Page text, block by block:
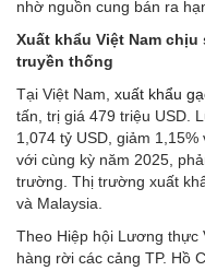
nhờ nguồn cung bán ra
Xuất khẩu Việt Nam
truyền thống
Tại Việt Nam, xuất khẩu
tấn, trị giá 479 triệu USD.
1,074 tỷ USD, giảm
với cùng kỳ năm 2025,
trường. Thị trường xuất
và Malaysia.
Theo Hiệp hội Lương thực
hàng rời các cảng TP. Hồ